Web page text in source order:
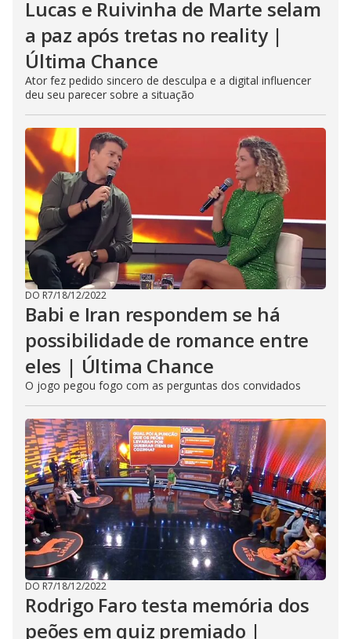
Lucas e Ruivinha de Marte selam
a paz após tretas no reality |
Última Chance
Ator fez pedido sincero de desculpa e a digital influencer
deu seu parecer sobre a situação
DO R7/18/12/2022
Babi e Iran respondem se há
possibilidade de romance entre
eles | Última Chance
O jogo pegou fogo com as perguntas dos convidados
DO R7/18/12/2022
Rodrigo Faro testa memória dos
peões em quiz premiado |